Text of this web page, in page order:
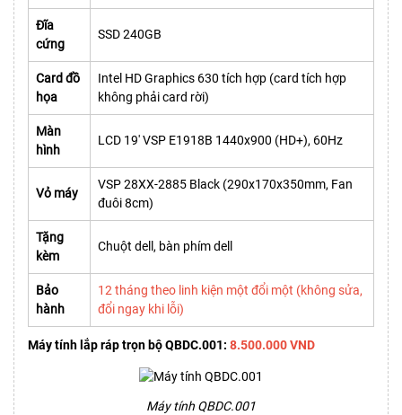
Đĩa
cứng
SSD 240GB
Card đồ
họa
Intel HD Graphics 630 tích hợp (card tích hợp
không phải card rời)
Màn
hình
LCD 19' VSP E1918B 1440x900 (HD+), 60Hz
Vỏ máy
VSP 28XX-2885 Black (290x170x350mm, Fan
đuôi 8cm)
Tặng
kèm
Chuột dell, bàn phím dell
Bảo
hành
12 tháng theo linh kiện một đổi một (không sửa,
đổi ngay khi lỗi)
Máy tính lắp ráp trọn bộ QBDC.001: 8.500.000 VND
Máy tính QBDC.001